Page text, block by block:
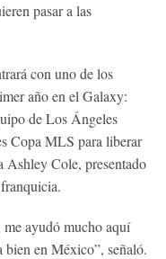
pasar a las
con uno de los
año en el Galaxy:
de Los Ángeles
Copa MLS para liberar
Ashley Cole, presentado
ayudó mucho aquí
bien en México”, señaló.